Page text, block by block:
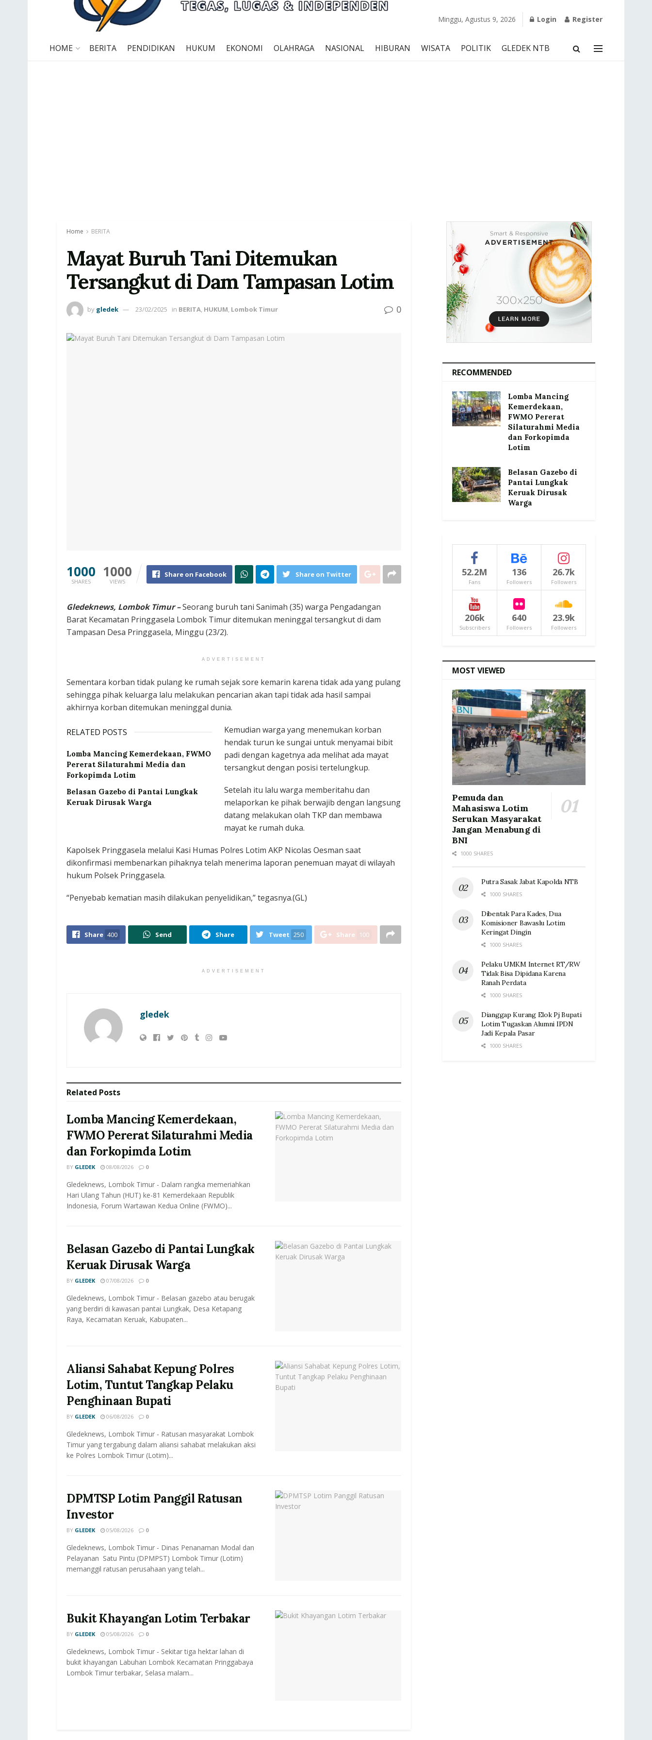
Minggu, Agustus 9, 2026 Login Register
HOME BERITA PENDIDIKAN HUKUM EKONOMI OLAHRAGA NASIONAL HIBURAN WISATA POLITIK GLEDEK NTB
Home BERITA
Mayat Buruh Tani Ditemukan
Tersangkut di Dam Tampasan Lotim
by gledek 23/02/2025 in BERITA, HUKUM, Lombok Timur 0
1000
SHARES
1000
VIEWS
Share on Facebook Share on Twitter
Gledeknews, Lombok Timur –Seorang buruh tani Sanimah (35) warga Pengadangan
Barat Kecamatan Pringgasela Lombok Timur ditemukan meninggal tersangkut di dam
Tampasan Desa Pringgasela, Minggu (23/2).
ADVERTISEMENT
Sementara korban tidak pulang ke rumah sejak sore kemarin karena tidak ada yang pulang
sehingga pihak keluarga lalu melakukan pencarian akan tapi tidak ada hasil sampai
akhirnya korban ditemukan meninggal dunia.
RELATED POSTS
Lomba Mancing Kemerdekaan, FWMO
Pererat Silaturahmi Media dan
Forkopimda Lotim
Belasan Gazebo di Pantai Lungkak
Keruak Dirusak Warga
Kemudian warga yang menemukan korban
hendak turun ke sungai untuk menyamai bibit
padi dengan kagetnya ada melihat ada mayat
tersangkut dengan posisi tertelungkup.
Setelah itu lalu warga memberitahu dan
melaporkan ke pihak berwajib dengan langsung
datang melakukan olah TKP dan membawa
mayat ke rumah duka.
Kapolsek Pringgasela melalui Kasi Humas Polres Lotim AKP Nicolas Oesman saat
dikonfirmasi membenarkan pihaknya telah menerima laporan penemuan mayat di wilayah
hukum Polsek Pringgasela.
“Penyebab kematian masih dilakukan penyelidikan,” tegasnya.(GL)
Share 400 Send Share Tweet 250 Share 100
ADVERTISEMENT
gledek
Related Posts
Lomba Mancing Kemerdekaan,
FWMO Pererat Silaturahmi Media
dan Forkopimda Lotim
BY GLEDEK 08/08/2026 0
Gledeknews, Lombok Timur - Dalam rangka memeriahkan
Hari Ulang Tahun (HUT) ke-81 Kemerdekaan Republik
Indonesia, Forum Wartawan Kedua Online (FWMO)...
Belasan Gazebo di Pantai Lungkak
Keruak Dirusak Warga
BY GLEDEK 07/08/2026 0
Gledeknews, Lombok Timur - Belasan gazebo atau berugak
yang berdiri di kawasan pantai Lungkak, Desa Ketapang
Raya, Kecamatan Keruak, Kabupaten...
Aliansi Sahabat Kepung Polres
Lotim, Tuntut Tangkap Pelaku
Penghinaan Bupati
BY GLEDEK 06/08/2026 0
Gledeknews, Lombok Timur - Ratusan masyarakat Lombok
Timur yang tergabung dalam aliansi sahabat melakukan aksi
ke Polres Lombok Timur (Lotim)...
DPMTSP Lotim Panggil Ratusan
Investor
BY GLEDEK 05/08/2026 0
Gledeknews, Lombok Timur - Dinas Penanaman Modal dan
Pelayanan Satu Pintu (DPMPST) Lombok Timur (Lotim)
memanggil ratusan perusahaan yang telah...
Bukit Khayangan Lotim Terbakar
BY GLEDEK 05/08/2026 0
Gledeknews, Lombok Timur - Sekitar tiga hektar lahan di
bukit khayangan Labuhan Lombok Kecamatan Pringgabaya
Lombok Timur terbakar, Selasa malam...
RECOMMENDED
Lomba Mancing
Kemerdekaan,
FWMO Pererat
Silaturahmi Media
dan Forkopimda
Lotim
Belasan Gazebo di
Pantai Lungkak
Keruak Dirusak
Warga
52.2M
Fans
136
Followers
26.7k
Followers
206k
Subscribers
640
Followers
23.9k
Followers
MOST VIEWED
Pemuda dan
Mahasiswa Lotim
Serukan Masyarakat
Jangan Menabung di
BNI
1000 SHARES
Putra Sasak Jabat Kapolda NTB
1000 SHARES
Dibentak Para Kades, Dua
Komisioner Bawaslu Lotim
Keringat Dingin ‎
1000 SHARES
Pelaku UMKM Internet RT/RW
Tidak Bisa Dipidana Karena
Ranah Perdata
1000 SHARES
Dianggap Kurang Elok Pj Bupati
Lotim Tugaskan Alumni IPDN
Jadi Kepala Pasar‎
1000 SHARES